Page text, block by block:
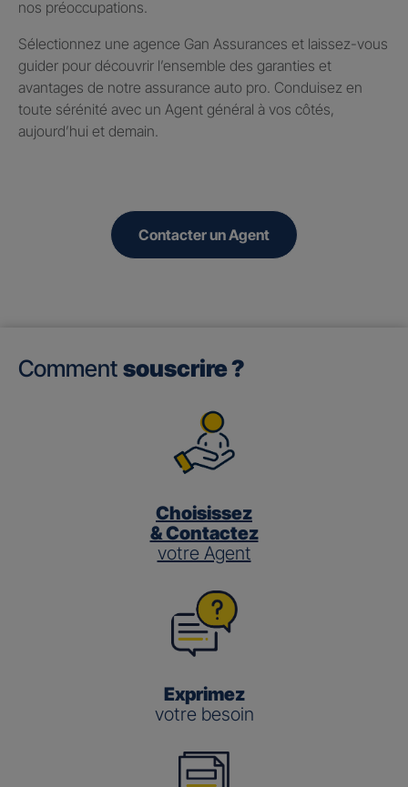
nos préoccupations.
Sélectionnez une agence Gan Assurances et laissez-vous
guider pour découvrir l’ensemble des garanties et
avantages de notre assurance auto pro. Conduisez en
toute sérénité avec un Agent général à vos côtés,
aujourd’hui et demain.
Contacter un Agent
Comment souscrire ?
Choisissez
& Contactez
votre Agent
Exprimez
votre besoin